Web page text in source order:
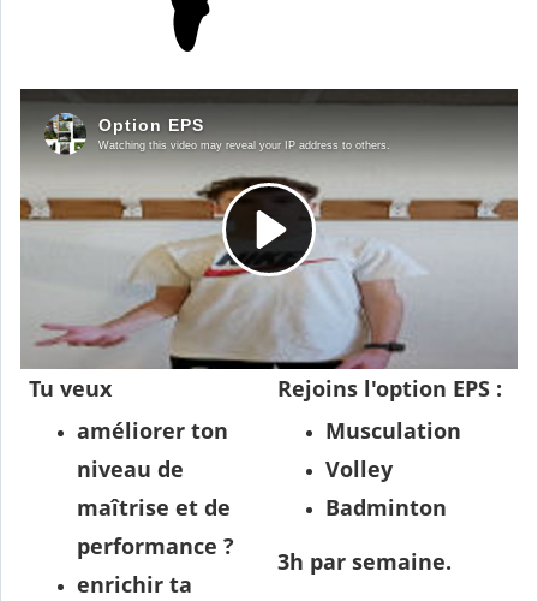
Tu veux
améliorer ton
niveau de
maîtrise et de
performance ?
enrichir ta
Rejoins l'option EPS :
Musculation
Volley
Badminton
3h par semaine.